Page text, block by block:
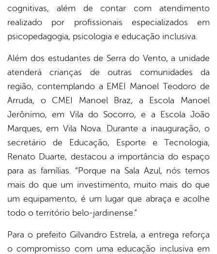
cognitivas, além de contar com atendimento
realizado por profissionais especializados em
psicopedagogia, psicologia e educação inclusiva.
Além dos estudantes de Serra do Vento, a unidade
atenderá crianças de outras comunidades da
região, contemplando a EMEI Manoel Teodoro de
Arruda, o CMEI Manoel Braz, a Escola Manoel
Jerônimo, em Vila do Socorro, e a Escola João
Marques, em Vila Nova. Durante a inauguração, o
secretário de Educação, Esporte e Tecnologia,
Renato Duarte, destacou a importância do espaço
para as famílias. “Porque na Sala Azul, nós temos
mais do que um investimento, muito mais do que
um equipamento, é um lugar que abraça e acolhe
todo o território belo-jardinense.”
Para o prefeito Gilvandro Estrela, a entrega reforça
o compromisso com uma educação inclusiva em